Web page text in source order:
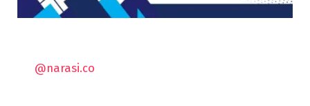
@narasi.co